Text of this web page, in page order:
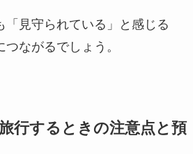
「見守られている」と感じる
ながるでしょう。
行するときの注意点と預